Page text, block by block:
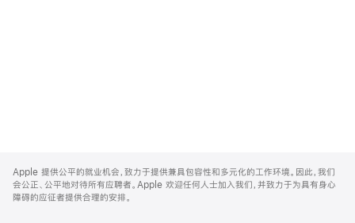
Footer
Apple 提供公平的就业机会，致力于提供兼具包容性和多元化的工作环境。因此，我们
会公正、公平地对待所有应聘者。Apple 欢迎任何人士加入我们，并致力于为具有身心
障碍的应征者提供合理的安排。